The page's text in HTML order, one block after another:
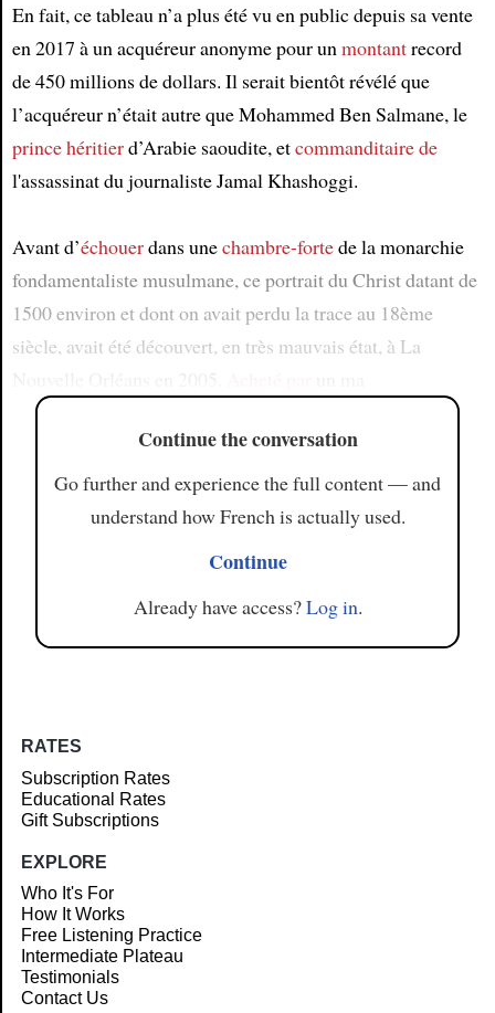
En fait, ce tableau n’a plus été vu en public depuis sa vente
en 2017 à un acquéreur anonyme pour unmontantrecord
de 450 millions de dollars. Il serait bientôt révélé que
l’acquéreur n’était autre que Mohammed Ben Salmane, le
prince héritierd’Arabie saoudite, etcommanditaire de
l'assassinat du journaliste Jamal Khashoggi.
Avant d’échouerdans unechambre-fortede la monarchie
fondamentaliste musulmane, ce portrait du Christ datant de
1500 environ et dont on avait perdu la trace au 18ème
siècle, avait été découvert, en très mauvais état, à La
Continue the conversation
Go further and experience the full content — and
understand how French is actually used.
Continue
Already have access?Log in.
RATES
Subscription Rates
Educational Rates
Gift Subscriptions
EXPLORE
Who It's For
How It Works
Free Listening Practice
Intermediate Plateau
Testimonials
Contact Us